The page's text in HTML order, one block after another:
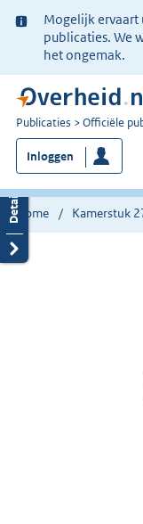
Ter
informatie:
Mogelijk ervaart
publicaties. We
het ongemak.
U
bent
nu
hier:
Publicaties Officiële
Inloggen
Home Kamerstuk